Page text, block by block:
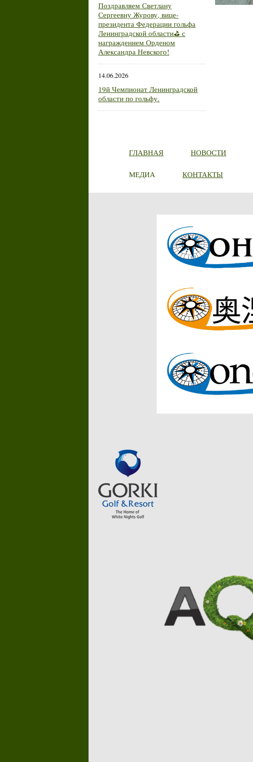
Поздравляем Светлану
Сергеевну Журову, вице-
президента Федерации гольфа
Ленинградской области⛳ с
награждением Орденом
Александра Невского!
14.06.2026
19й Чемпионат Ленинградской
области по гольфу.
ГЛАВНАЯ НОВОСТИ
МЕДИА КОНТАКТЫ